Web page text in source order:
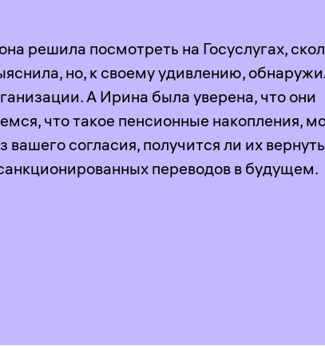
решила посмотреть на Госуслугах,
но, к своему удивлению,
А Ирина была уверена, что они
что такое пенсионные накопления,
согласия, получится ли их вернуть
переводов в будущем.